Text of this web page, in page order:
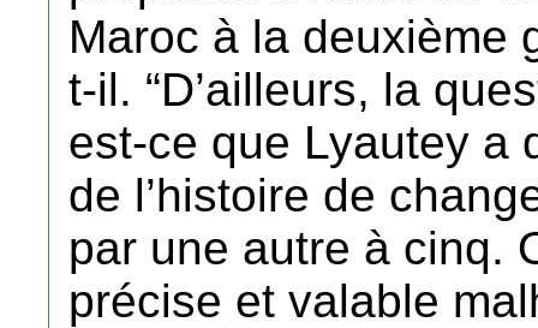
Maroc à la deuxième
t-il. “D’ailleurs, la
est-ce que Lyautey a
de l’histoire de
par une autre à cinq.
précise et valable